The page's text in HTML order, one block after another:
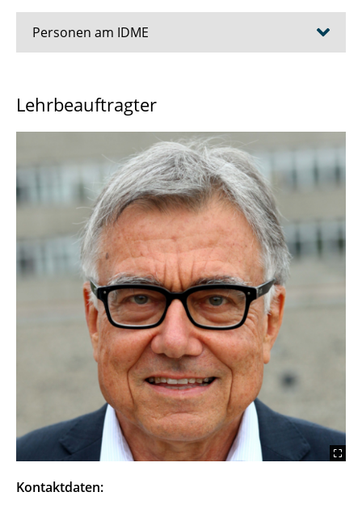
Personen am IDME
Prof.in Dr.in Carla Merschmeyer-Brüwer
Prof. Dr. Katrin Vorhölter
-- Sekretariat
Ciydem Öztürk
-- Wissenschaftliche Mitarbeitende
Till Burchert
AOR Dipl.-Math. Frank Förster
Daniel Heinrich
Tobias Herzog
Katja Jung
Lehrbeauftragter
Kontaktdaten: